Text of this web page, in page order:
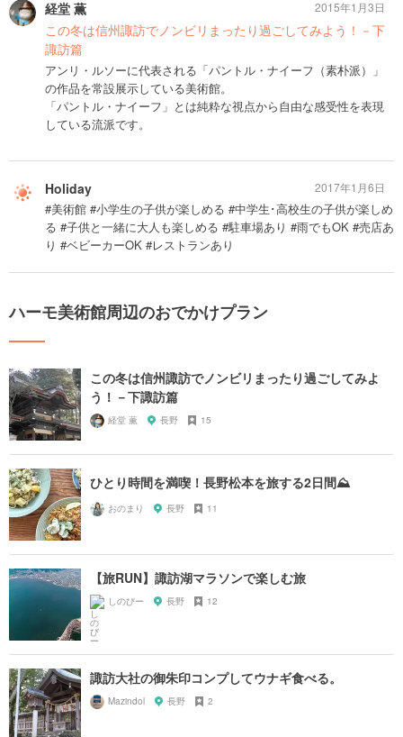
経堂 薫
この冬は信州諏訪でノンビリまったり過ごしてみよう！－下
諏訪篇
アンリ・ルソーに代表される「パントル・ナイーフ（素朴派）」
の作品を常設展示している美術館。
「パントル・ナイーフ」とは純粋な視点から自由な感受性を表現
している流派です。
2015年1月3日
Holiday
#美術館 #小学生の子供が楽しめる #中学生･高校生の子供が楽しめ
る #子供と一緒に大人も楽しめる #駐車場あり #雨でもOK #売店あ
り #ベビーカーOK #レストランあり
2017年1月6日
ハーモ美術館周辺のおでかけプラン
この冬は信州諏訪でノンビリまったり過ごしてみよ
う！－下諏訪篇
経堂 薫 長野 15
ひとり時間を満喫！長野松本を旅する2日間⛰
おのまり 長野 11
【旅RUN】諏訪湖マラソンで楽しむ旅
しのびー 長野 12
諏訪大社の御朱印コンプしてウナギ食べる。
Mazindol 長野 2